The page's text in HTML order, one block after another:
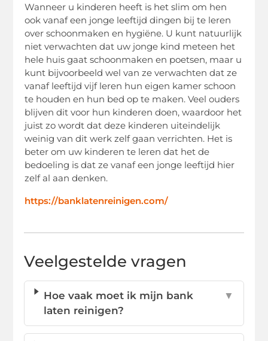
Wanneer u kinderen heeft is het slim om hen
ook vanaf een jonge leeftijd dingen bij te leren
over schoonmaken en hygiëne. U kunt natuurlijk
niet verwachten dat uw jonge kind meteen het
hele huis gaat schoonmaken en poetsen, maar u
kunt bijvoorbeeld wel van ze verwachten dat ze
vanaf leeftijd vijf leren hun eigen kamer schoon
te houden en hun bed op te maken. Veel ouders
blijven dit voor hun kinderen doen, waardoor het
juist zo wordt dat deze kinderen uiteindelijk
weinig van dit werk zelf gaan verrichten. Het is
beter om uw kinderen te leren dat het de
bedoeling is dat ze vanaf een jonge leeftijd hier
zelf al aan denken.
https://banklatenreinigen.com/
Veelgestelde vragen
Hoe vaak moet ik mijn bank
laten reinigen?
▼